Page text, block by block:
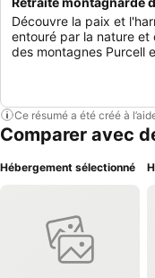
Découvre la paix et
entouré par la nature
des montagnes Purcell
Ce résumé a été créé à
Comparer avec
Hébergement sélectionné